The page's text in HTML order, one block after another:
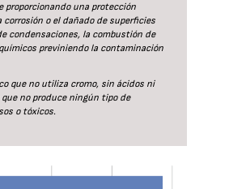
proporcionando una protección
o el dañado de superficies
condensaciones, la combustión de
previniendo la contaminación
que no utiliza cromo, sin ácidos ni
no produce ningún tipo de
o tóxicos.